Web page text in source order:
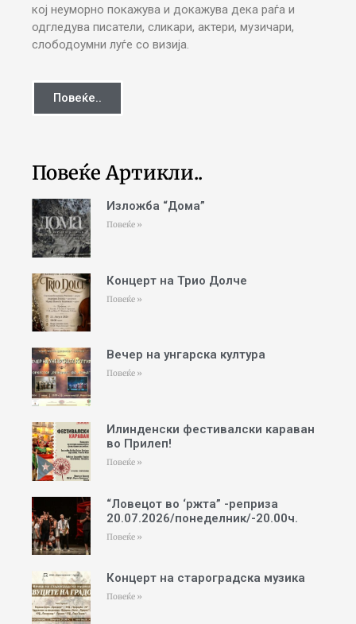
кој неуморно покажува и докажува дека раѓа и
одгледува писатели, сликари, актери, музичари,
слободоумни луѓе со визија.
Повеќе..
Повеќе Артикли..
Изложба “Дома”
Повеќе »
Концерт на Трио Долче
Повеќе »
Вечер на унгарска култура
Повеќе »
Илинденски фестивалски караван
во Прилеп!
Повеќе »
“Ловецот во ‘ржта” -реприза
20.07.2026/понеделник/-20.00ч.
Повеќе »
Концерт на староградска музика
Повеќе »